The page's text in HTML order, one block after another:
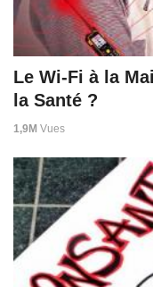
Le Wi-Fi à la
la Santé ?
1,9M Vues